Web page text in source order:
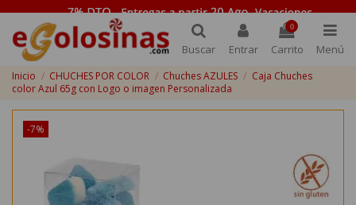
Buscar Entrar
0
Carrito Menú
Inicio CHUCHES POR COLOR Chuches AZULES
Caja Chuches
color Azul 65g con Logo o imagen Personalizada
-7%